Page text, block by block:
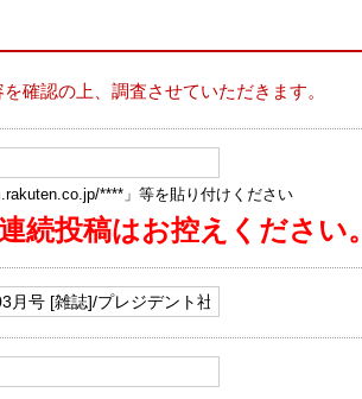
確認の上、調査させていただきます。
****」等を貼り付けください
続投稿はお控えください。